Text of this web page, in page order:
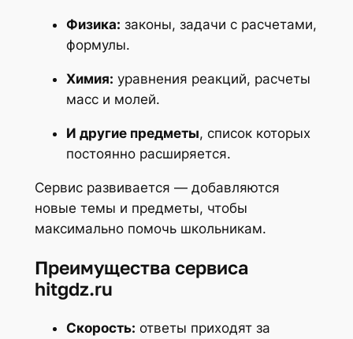
Физика: законы, задачи с расчетами,
формулы.
Химия: уравнения реакций, расчеты
масс и молей.
И другие предметы, список которых
постоянно расширяется.
Сервис развивается — добавляются
новые темы и предметы, чтобы
максимально помочь школьникам.
Преимущества сервиса
hitgdz.ru
Скорость: ответы приходят за